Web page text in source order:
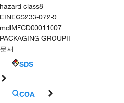
hazard class8
EINECS233-072-9
mdlMFCD00011007
PACKAGING GROUPIII
문서
SDS
COA